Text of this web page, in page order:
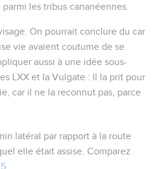
les tribus cananéennes.
. On pourrait conclure du car
vie avaient coutume de se
aussi à une idée sous-
LXX et la Vulgate : Il la prit pour
car il ne la reconnut pas , parce
latéral par rapport à la route
elle était assise. Comparez